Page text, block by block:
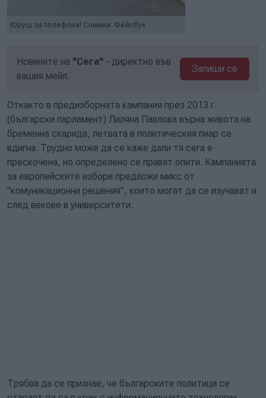
Юруш за телефона! Снимки: Фейсбук
Новините на "Сега" - директно във
вашия мейл.
Запиши се
Откакто в предизборната кампания през 2013 г.
(български парламент) Лиляна Павлова върна живота на
бременна скарида, летвата в политическия пиар се
вдигна. Трудно може да се каже дали тя сега е
прескочена, но определено се правят опити. Кампанията
за европейските избори предложи микс от
"комуникационни решения", които могат да се изучават и
след векове в университети.
Трябва да се признае, че българските политици се